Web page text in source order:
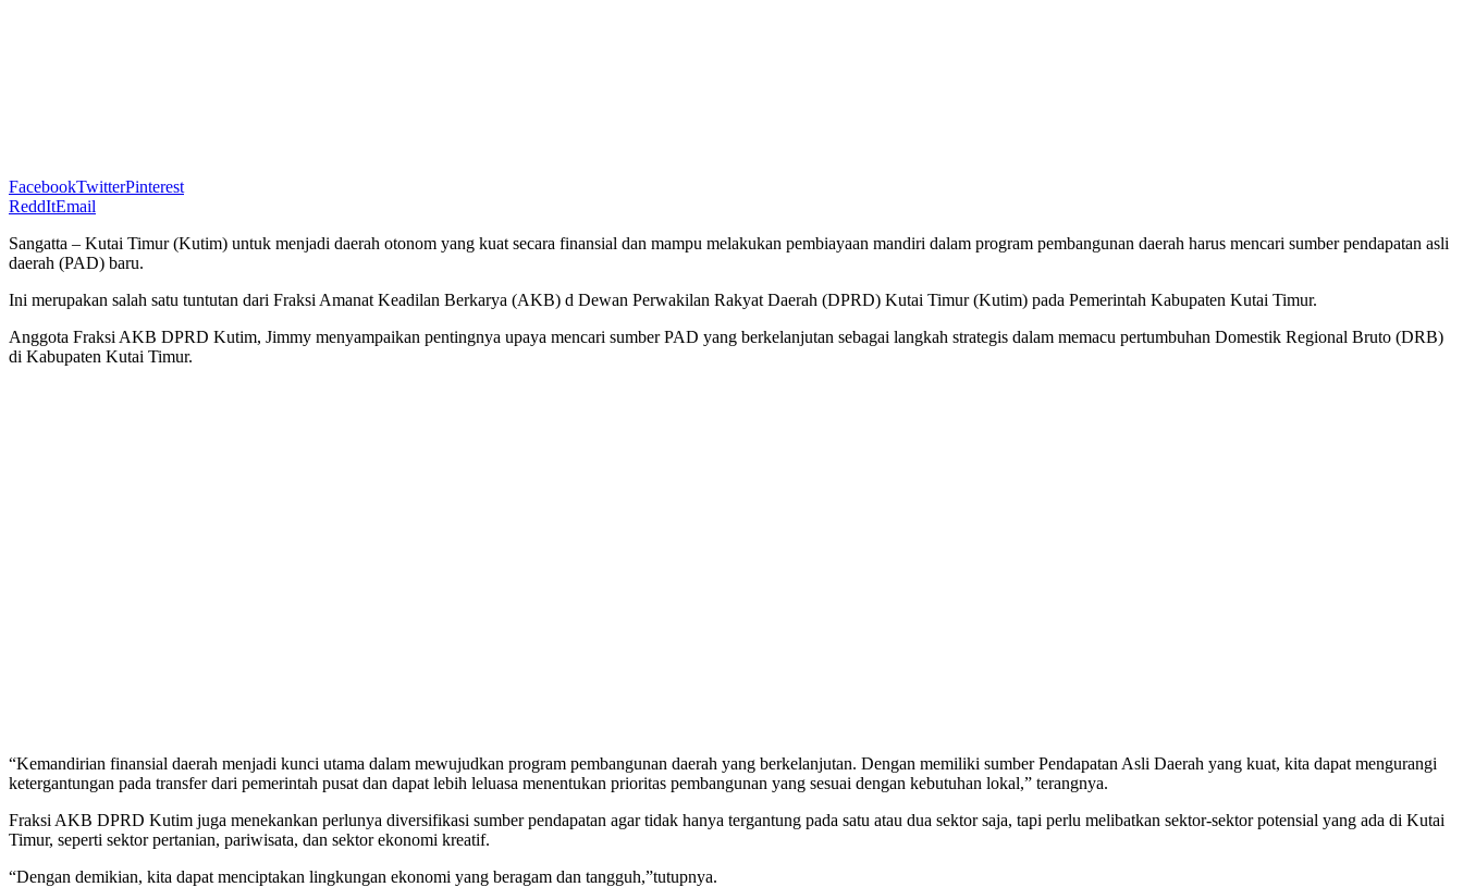
FacebookTwitterPinterest
ReddItEmail
Sangatta – Kutai Timur (Kutim) untuk menjadi daerah otonom yang kuat secara finansial dan mampu melakukan pembiayaan mandiri dalam program pembangunan daerah harus mencari sumber pendapatan asli
daerah (PAD) baru.
Ini merupakan salah satu tuntutan dari Fraksi Amanat Keadilan Berkarya (AKB) d Dewan Perwakilan Rakyat Daerah (DPRD) Kutai Timur (Kutim) pada Pemerintah Kabupaten Kutai Timur.
Anggota Fraksi AKB DPRD Kutim, Jimmy menyampaikan pentingnya upaya mencari sumber PAD yang berkelanjutan sebagai langkah strategis dalam memacu pertumbuhan Domestik Regional Bruto (DRB)
di Kabupaten Kutai Timur.
“Kemandirian finansial daerah menjadi kunci utama dalam mewujudkan program pembangunan daerah yang berkelanjutan. Dengan memiliki sumber Pendapatan Asli Daerah yang kuat, kita dapat mengurangi
ketergantungan pada transfer dari pemerintah pusat dan dapat lebih leluasa menentukan prioritas pembangunan yang sesuai dengan kebutuhan lokal,” terangnya.
Fraksi AKB DPRD Kutim juga menekankan perlunya diversifikasi sumber pendapatan agar tidak hanya tergantung pada satu atau dua sektor saja, tapi perlu melibatkan sektor-sektor potensial yang ada di Kutai
Timur, seperti sektor pertanian, pariwisata, dan sektor ekonomi kreatif.
“Dengan demikian, kita dapat menciptakan lingkungan ekonomi yang beragam dan tangguh,”tutupnya.